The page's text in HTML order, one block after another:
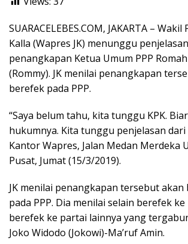
SUARACELEBES.COM, JAKARTA –
Kalla (Wapres JK) menunggu
penangkapan Ketua Umum PPP
(Rommy). JK menilai penangkapan
berefek pada PPP.
“Saya belum tahu, kita tunggu KPK.
hukumnya. Kita tunggu penjelasan dari
Kantor Wapres, Jalan Medan Merdeka
Pusat, Jumat (15/3/2019).
JK menilai penangkapan tersebut akan
pada PPP. Dia menilai selain berefek ke
berefek ke partai lainnya yang
Joko Widodo (Jokowi)-Ma’ruf Amin.